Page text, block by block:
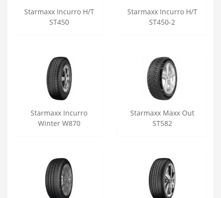
Starmaxx Incurro H/T
ST450
Starmaxx Incurro H/T
ST450-2
Starmaxx Incurro
Winter W870
Starmaxx Maxx Out
ST582